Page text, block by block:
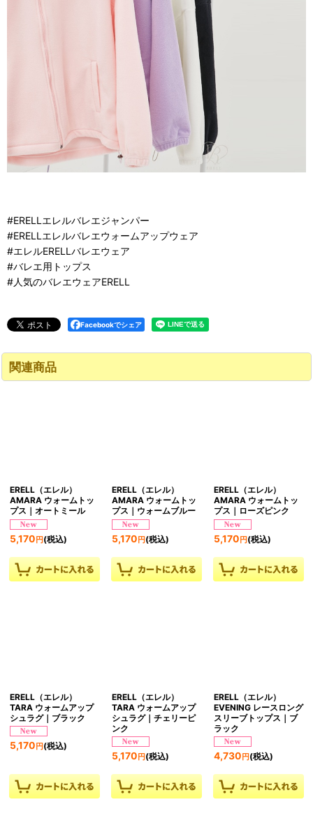
#ERELLエレルバレエジャンパー
#ERELLエレルバレエウォームアップウェア
#エレルERELLバレエウェア
#バレエ用トップス
#人気のバレエウェアERELL
Facebookでシェア
関連商品
ERELL（エレル）
AMARA ウォームトッ
プス｜オートミール
5,170 円 (税込)
ERELL（エレル）
AMARA ウォームトッ
プス｜ウォームブルー
5,170 円(税込)
ERELL（エレル）
AMARA ウォームトッ
プス｜ローズピンク
5,170 円(税込)
ERELL（エレル）
TARA ウォームアップ
シュラグ｜ブラック
5,170 円 (税込)
ERELL（エレル）
TARA ウォームアップ
シュラグ｜チェリーピ
ンク
5,170 円(税込)
ERELL（エレル）
EVENING レースロング
スリーブトップス｜ブ
ラック
4,730 円(税込)